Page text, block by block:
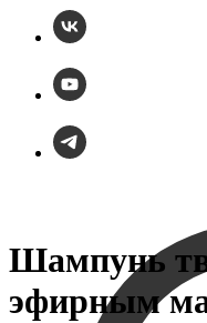
Шампунь
эфирным